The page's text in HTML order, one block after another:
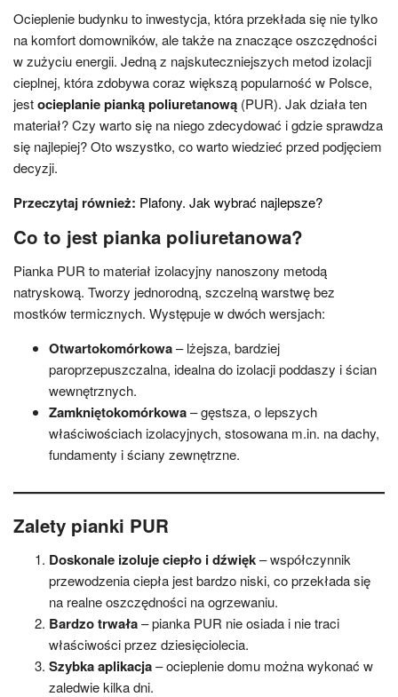
Ocieplenie budynku to inwestycja, która przekłada się nie tylko
na komfort domowników, ale także na znaczące oszczędności
w zużyciu energii. Jedną z najskuteczniejszych metod izolacji
cieplnej, która zdobywa coraz większą popularność w Polsce,
jestocieplanie pianką poliuretanową (PUR). Jak działa ten
materiał? Czy warto się na niego zdecydować i gdzie sprawdza
się najlepiej? Oto wszystko, co warto wiedzieć przed podjęciem
decyzji.
Przeczytaj również: Plafony. Jak wybrać najlepsze?
Co to jest pianka poliuretanowa?
Pianka PUR to materiał izolacyjny nanoszony metodą
natryskową. Tworzy jednorodną, szczelną warstwę bez
mostków termicznych. Występuje w dwóch wersjach:
Otwartokomórkowa– lżejsza, bardziej
paroprzepuszczalna, idealna do izolacji poddaszy i ścian
wewnętrznych.
Zamkniętokomórkowa– gęstsza, o lepszych
właściwościach izolacyjnych, stosowana m.in. na dachy,
fundamenty i ściany zewnętrzne.
Zalety pianki PUR
Doskonale izoluje ciepło i dźwięk– współczynnik
przewodzenia ciepła jest bardzo niski, co przekłada się
na realne oszczędności na ogrzewaniu.
Bardzo trwała– pianka PUR nie osiada i nie traci
właściwości przez dziesięciolecia.
Szybka aplikacja– ocieplenie domu można wykonać w
zaledwie kilka dni.